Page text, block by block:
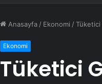
Anasayfa / Ekonomi /
Ekonomi
Tüketici